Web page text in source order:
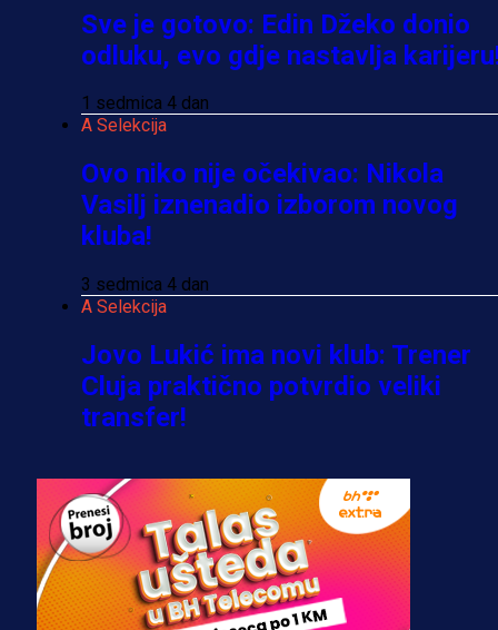
Sve je gotovo: Edin Džeko donio
odluku, evo gdje nastavlja
1 sedmica 4 dan
A Selekcija
Ovo niko nije očekivao: Nikola
Vasilj iznenadio izborom novog
kluba!
3 sedmica 4 dan
A Selekcija
Jovo Lukić ima novi klub: Trener
Cluja praktično potvrdio veliki
transfer!
A Selekcija
Stigla potvrda od predsjednika
kluba: Jovo Lukić uskoro pravi
transfer!?